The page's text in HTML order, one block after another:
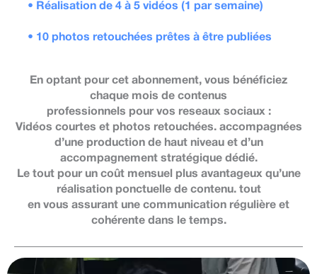
• Réalisation de 4 à 5 vidéos (1 par semaine)
• 10 photos retouchées prêtes à être publiées
En optant pour cet abonnement, vous bénéficiez
chaque mois de contenus
professionnels pour vos reseaux sociaux :
Vidéos courtes et photos retouchées. accompagnées
d’une production de haut niveau et d’un
accompagnement stratégique dédié.
Le tout pour un coût mensuel plus avantageux qu’une
réalisation ponctuelle de contenu. tout
en vous assurant une communication régulière et
cohérente dans le temps.